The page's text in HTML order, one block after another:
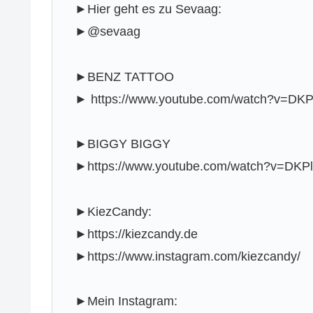
►Hier geht es zu Sevaag:
►@sevaag
►BENZ TATTOO
► https://www.youtube.com/
►BIGGY BIGGY
►https://www.youtube.com/
►KiezCandy:
►https://kiezcandy.de
►https://www.instagram.com/kiezcandy/
►Mein Instagram: